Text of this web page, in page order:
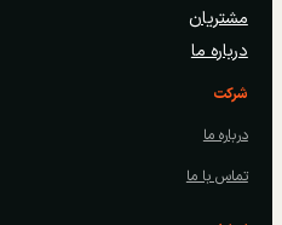
مشتریان
درباره ما
شرکت
درباره ما
تماس با ما